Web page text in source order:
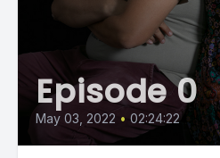
Episode 0
May 03, 2022 • 02:24:22